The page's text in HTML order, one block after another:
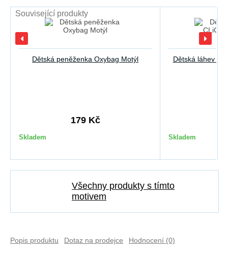
Související produkty
Dětská peněženka Oxybag Motýl
179 Kč
Skladem
Dětská láhev
Skladem
Všechny produkty s tímto
motivem
Popis produktu Dotaz na prodejce Hodnocení (0)